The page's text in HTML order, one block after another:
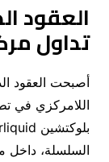
العقود
تداول
أصبحت العقود
اللامركزي في
بلوكتشين
السلسلة، داخل